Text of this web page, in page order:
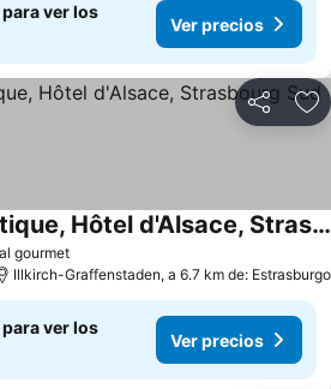
ver los
Ver precios
Compartir
gourmetVer precios
The Originals Boutique, Hôtel d'Alsace, Strasbourg Sud
Illkirch-Graffenstaden, a 6.7 km de: Estrasburgo
ver los
Ver precios